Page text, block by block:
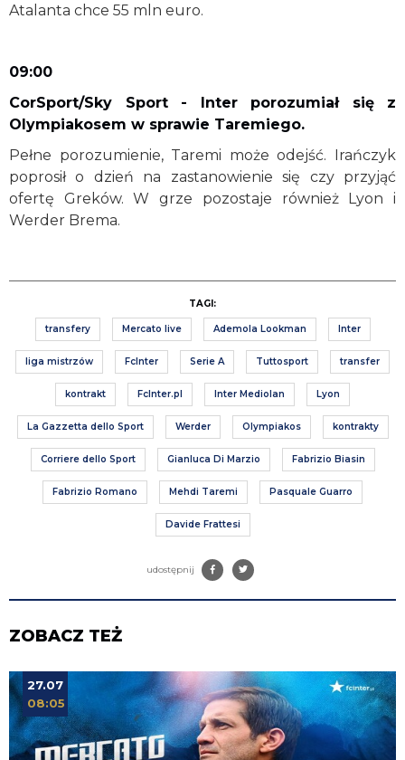
Atalanta chce 55 mln euro.
09:00
CorSport/Sky Sport - Inter porozumiał się z
Olympiakosem w sprawie Taremiego.
Pełne porozumienie, Taremi może odejść. Irańczyk
poprosił o dzień na zastanowienie się czy przyjąć
ofertę Greków. W grze pozostaje również Lyon i
Werder Brema.
TAGI:
transfery Mercato live Ademola Lookman Inter
liga mistrzów FcInter Serie A Tuttosport transfer
kontrakt FcInter.pl Inter Mediolan Lyon
La Gazzetta dello Sport Werder Olympiakos kontrakty
Corriere dello Sport Gianluca Di Marzio Fabrizio Biasin
Fabrizio Romano Mehdi Taremi Pasquale Guarro
Davide Frattesi
udostępnij
ZOBACZ TEŻ
27.07
08:05